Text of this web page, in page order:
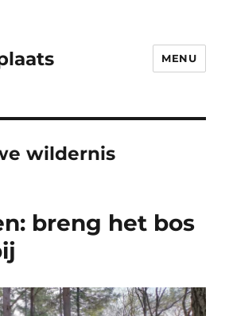
MENU
wildernis
breng het bos